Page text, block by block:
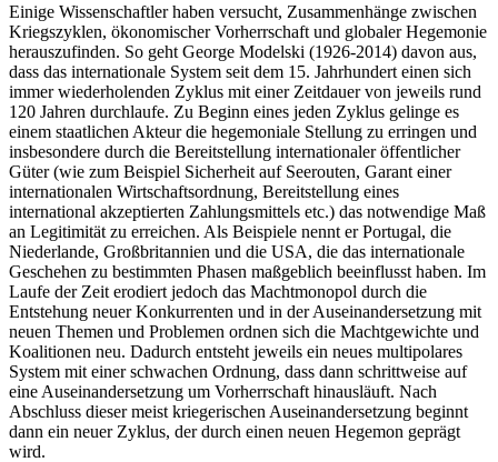
Einige Wissenschaftler haben versucht, Zusammenhänge zwischen
Kriegszyklen, ökonomischer Vorherrschaft und globaler Hegemonie
herauszufinden. So geht George Modelski (1926-2014) davon aus,
dass das internationale System seit dem 15. Jahrhundert einen sich
immer wiederholenden Zyklus mit einer Zeitdauer von jeweils rund
120 Jahren durchlaufe. Zu Beginn eines jeden Zyklus gelinge es
einem staatlichen Akteur die hegemoniale Stellung zu erringen und
insbesondere durch die Bereitstellung internationaler öffentlicher
Güter (wie zum Beispiel Sicherheit auf Seerouten, Garant einer
internationalen Wirtschaftsordnung, Bereitstellung eines
international akzeptierten Zahlungsmittels etc.) das notwendige Maß
an Legitimität zu erreichen. Als Beispiele nennt er Portugal, die
Niederlande, Großbritannien und die USA, die das internationale
Geschehen zu bestimmten Phasen maßgeblich beeinflusst haben. Im
Laufe der Zeit erodiert jedoch das Machtmonopol durch die
Entstehung neuer Konkurrenten und in der Auseinandersetzung mit
neuen Themen und Problemen ordnen sich die Machtgewichte und
Koalitionen neu. Dadurch entsteht jeweils ein neues multipolares
System mit einer schwachen Ordnung, dass dann schrittweise auf
eine Auseinandersetzung um Vorherrschaft hinausläuft. Nach
Abschluss dieser meist kriegerischen Auseinandersetzung beginnt
dann ein neuer Zyklus, der durch einen neuen Hegemon geprägt
wird.